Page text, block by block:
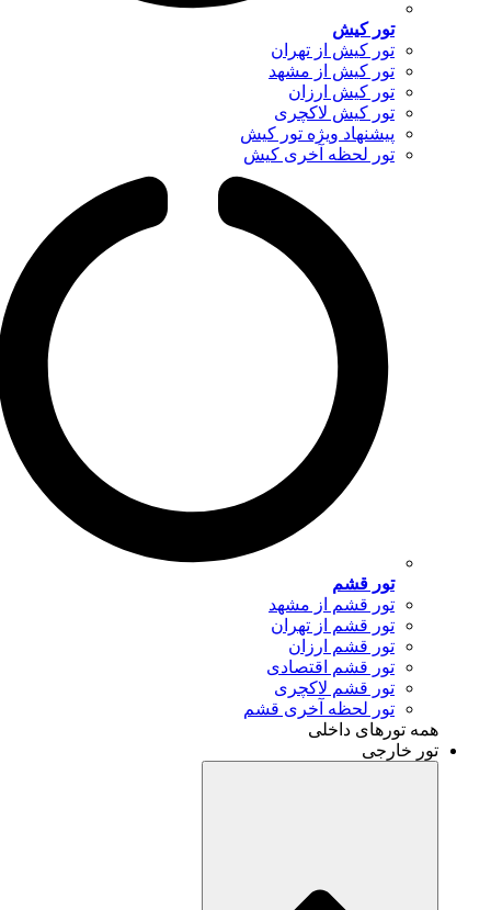
تور کیش
تور کیش از تهران
تور کیش از مشهد
تور کیش ارزان
تور کیش لاکچری
پیشنهاد ویژه تور کیش
تور لحظه آخری کیش
تور قشم
تور قشم از مشهد
تور قشم از تهران
تور قشم ارزان
تور قشم اقتصادی
تور قشم لاکچری
تور لحظه آخری قشم
همه تورهای داخلی
تور خارجی